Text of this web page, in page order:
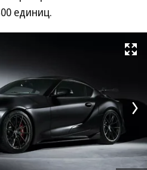
единиц.
Развернуть